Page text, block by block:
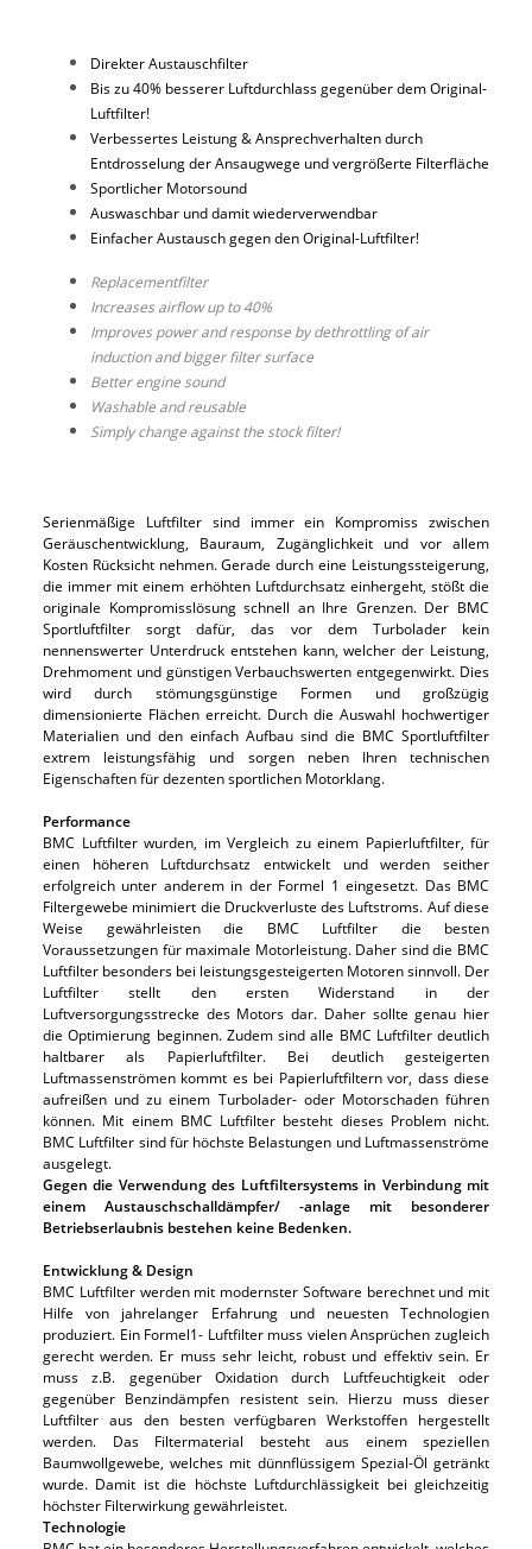
Direkter Austauschfilter
Bis zu 40% besserer Luftdurchlass gegenüber dem Original-
Luftfilter!
Verbessertes Leistung & Ansprechverhalten durch
Entdrosselung der Ansaugwege und vergrößerte Filterfläche
Sportlicher Motorsound
Auswaschbar und damit wiederverwendbar
Einfacher Austausch gegen den Original-Luftfilter!
Replacementfilter
Increases airflow up to 40%
Improves power and response by dethrottling of air
induction and bigger filter surface
Better engine sound
Washable and reusable
Simply change against the stock filter!
Serienmäßige Luftfilter sind immer ein Kompromiss zwischen
Geräuschentwicklung, Bauraum, Zugänglichkeit und vor allem
Kosten Rücksicht nehmen. Gerade durch eine Leistungssteigerung,
die immer mit einem erhöhten Luftdurchsatz einhergeht, stößt die
originale Kompromisslösung schnell an Ihre Grenzen. Der BMC
Sportluftfilter sorgt dafür, das vor dem Turbolader kein
nennenswerter Unterdruck entstehen kann, welcher der Leistung,
Drehmoment und günstigen Verbauchswerten entgegenwirkt. Dies
wird durch stömungsgünstige Formen und großzügig
dimensionierte Flächen erreicht. Durch die Auswahl hochwertiger
Materialien und den einfach Aufbau sind die BMC Sportluftfilter
extrem leistungsfähig und sorgen neben Ihren technischen
Eigenschaften für dezenten sportlichen Motorklang.
Performance
BMC Luftfilter wurden, im Vergleich zu einem Papierluftfilter, für
einen höheren Luftdurchsatz entwickelt und werden seither
erfolgreich unter anderem in der Formel 1 eingesetzt. Das BMC
Filtergewebe minimiert die Druckverluste des Luftstroms. Auf diese
Weise gewährleisten die BMC Luftfilter die besten
Voraussetzungen für maximale Motorleistung. Daher sind die BMC
Luftfilter besonders bei leistungsgesteigerten Motoren sinnvoll. Der
Luftfilter stellt den ersten Widerstand in der
Luftversorgungsstrecke des Motors dar. Daher sollte genau hier
die Optimierung beginnen. Zudem sind alle BMC Luftfilter deutlich
haltbarer als Papierluftfilter. Bei deutlich gesteigerten
Luftmassenströmen kommt es bei Papierluftfiltern vor, dass diese
aufreißen und zu einem Turbolader- oder Motorschaden führen
können. Mit einem BMC Luftfilter besteht dieses Problem nicht.
BMC Luftfilter sind für höchste Belastungen und Luftmassenströme
ausgelegt.
Gegen die Verwendung des Luftfiltersystems in Verbindung mit
einem Austauschschalldämpfer/ -anlage mit besonderer
Betriebserlaubnis bestehen keine Bedenken.
Entwicklung & Design
BMC Luftfilter werden mit modernster Software berechnet und mit
Hilfe von jahrelanger Erfahrung und neuesten Technologien
produziert. Ein Formel1- Luftfilter muss vielen Ansprüchen zugleich
gerecht werden. Er muss sehr leicht, robust und effektiv sein. Er
muss z.B. gegenüber Oxidation durch Luftfeuchtigkeit oder
gegenüber Benzindämpfen resistent sein. Hierzu muss dieser
Luftfilter aus den besten verfügbaren Werkstoffen hergestellt
werden. Das Filtermaterial besteht aus einem speziellen
Baumwollgewebe, welches mit dünnflüssigem Spezial-Öl getränkt
wurde. Damit ist die höchste Luftdurchlässigkeit bei gleichzeitig
höchster Filterwirkung gewährleistet.
Technologie